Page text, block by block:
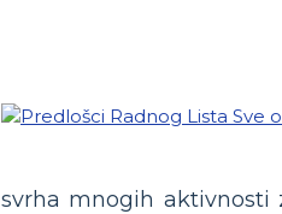
svrha mnogih aktivnosti